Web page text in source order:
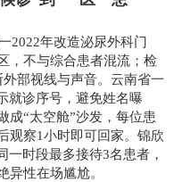
2022年改造泌尿外科门
，不与综合患者混流；检
部视线与声音。云南省一
就诊序号，避免姓名曝
成“太空舱”沙发，每位患
观察1小时即可回家。锦欣
一时段最多接待3名患者，
异性在场尴尬。